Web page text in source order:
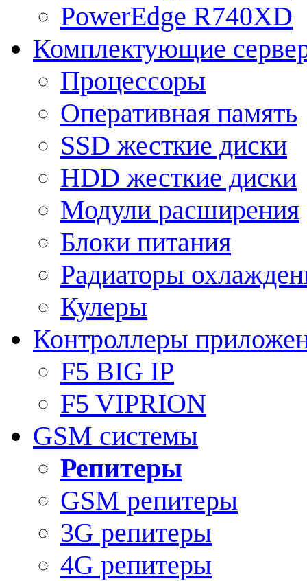
PowerEdge R740XD
Комплектующие
Процессоры
Оперативная память
SSD жесткие диски
HDD жесткие диски
Модули расширения
Блоки питания
Радиаторы
Кулеры
Контроллеры
F5 BIG IP
F5 VIPRION
GSM системы
Репитеры
GSM репитеры
3G репитеры
4G репитеры